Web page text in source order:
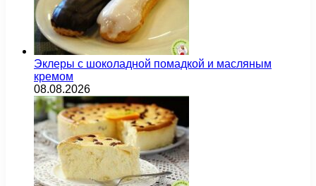
Эклеры с шоколадной помадкой и масляным
кремом
08.08.2026